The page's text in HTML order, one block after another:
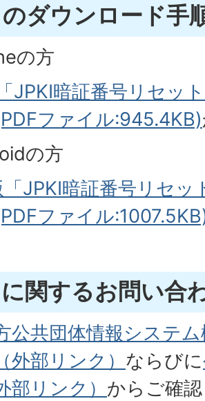
ダウンロード手
の方
JPKI暗証番号リセッ
ファイル:945.4KB)
の方
JPKI暗証番号リセッ
ファイル
関するお問い合
公共団体情報システ
外部リンク） ならびに
部リンク） からご確